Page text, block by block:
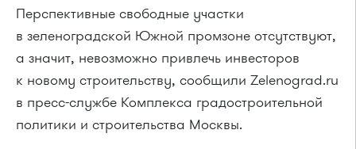
Перспективные свободные участки
в зеленоградской Южной промзоне отсутствуют,
а значит, невозможно привлечь инвесторов
к новому строительству, сообщили Zelenograd.ru
в пресс-службе Комплекса градостроительной
политики и строительства Москвы.